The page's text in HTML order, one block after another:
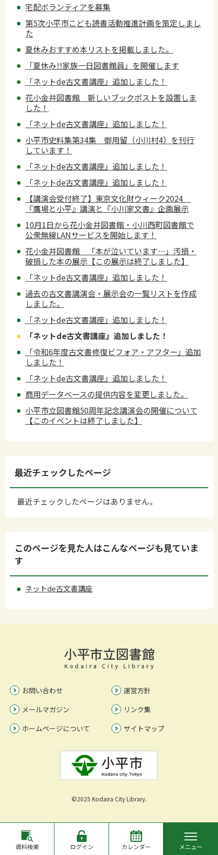
宅配ボランティアを募集
第5次小平市こども読書活動推進計画を策定しまし
た
夏休みおすすめ本リストを掲載しました。
「夏休み!!家族一日図書館員」を開催します
「ネットde古文書講座」追加しました！
花小金井図書館 新しいブックポストを設置しま
した！
「ネットde古文書講座」追加しました！
小平市史料集第34集 御用留（小川村4）を刊行
しています！
「ネットde古文書講座」追加しました！
「ネットde古文書講座」追加しました！
【講演会受付終了】東京文化財ウィーク2024
『鷹場と小平』講演と『小川家文書』企画展示
10月1日から花小金井図書館・小川西町図書館で
公衆無線LANサービスを開始します！
花小金井図書館 「本が泣いています…」汚損・
破損した本の展示【この展示は終了しました】
「ネットde古文書講座」追加しました！
過去の古文書講演会・展示会の一覧リストを作成
しました。
「ネットde古文書講座」追加しました！
「ネットde古文書講座」追加しました！
「令和6年度古文書修復ビフォア・アフター」追加
しました！
「ネットde古文書講座」追加しました！
商用データベースの提供内容を変更しました。
小平市立図書館50周年記念講演会の開催について
【このイベントは終了しました】
最近チェックしたページ
最近チェックしたページはありません。
このページを見た人はこんなページも見ていま
す
ネットde古文書講座
お問い合わせ
運営方針
メールマガジン
リンク集
ホームページについて
サイトマップ
©2025 Kodaira City Library.
資料検索 ログイン カレンダー メニュー